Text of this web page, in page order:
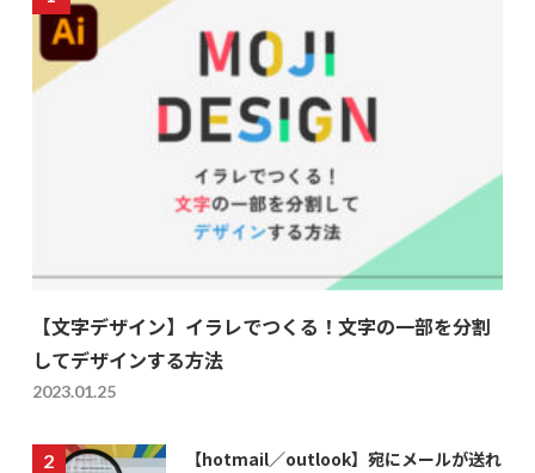
【文字デザイン】イラレでつくる！文字の一部を分割
してデザインする方法
2023.01.25
【hotmail／outlook】宛にメールが送れ